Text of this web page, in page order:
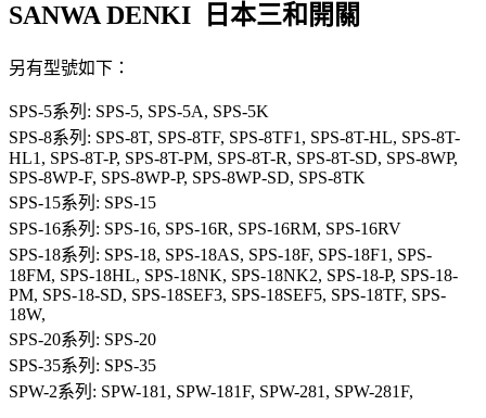
SANWA DENKI 日本三和開關
另有型號如下：
SPS-5系列: SPS-5, SPS-5A, SPS-5K
SPS-8系列: SPS-8T, SPS-8TF, SPS-8TF1, SPS-8T-HL, SPS-8T-
HL1, SPS-8T-P, SPS-8T-PM, SPS-8T-R, SPS-8T-SD, SPS-8WP,
SPS-8WP-F, SPS-8WP-P, SPS-8WP-SD, SPS-8TK
SPS-15系列: SPS-15
SPS-16系列: SPS-16, SPS-16R, SPS-16RM, SPS-16RV
SPS-18系列: SPS-18, SPS-18AS, SPS-18F, SPS-18F1, SPS-
18FM, SPS-18HL, SPS-18NK, SPS-18NK2, SPS-18-P, SPS-18-
PM, SPS-18-SD, SPS-18SEF3, SPS-18SEF5, SPS-18TF, SPS-
18W,
SPS-20系列: SPS-20
SPS-35系列: SPS-35
SPW-2系列: SPW-181, SPW-181F, SPW-281, SPW-281F,